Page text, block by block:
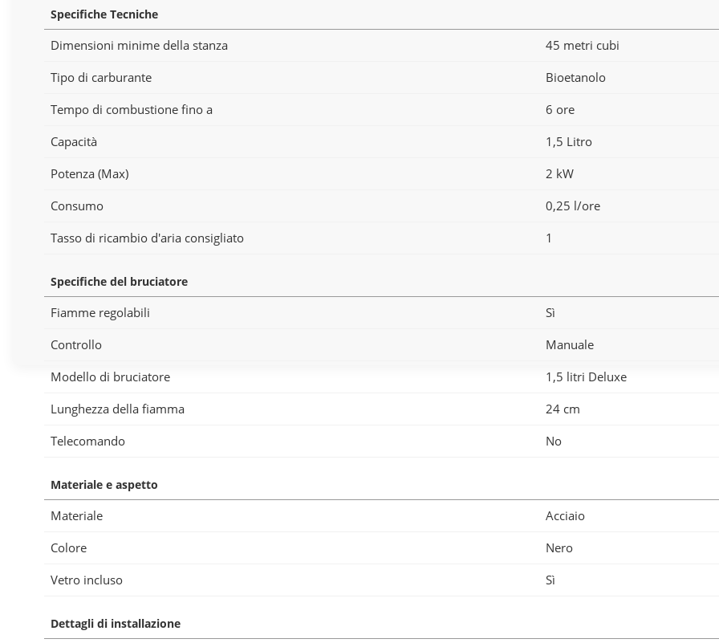
Specifiche Tecniche
Dimensioni minime della stanza
45 metri cubi
Tipo di carburante
Bioetanolo
Tempo di combustione fino a
6 ore
Capacità
1,5 Litro
Potenza (Max)
2 kW
Consumo
0,25 l/ore
Tasso di ricambio d'aria consigliato
1
Specifiche del bruciatore
Fiamme regolabili
Sì
Controllo
Manuale
Modello di bruciatore
1,5 litri Deluxe
Lunghezza della fiamma
24 cm
Telecomando
No
Materiale e aspetto
Materiale
Acciaio
Colore
Nero
Vetro incluso
Sì
Dettagli di installazione